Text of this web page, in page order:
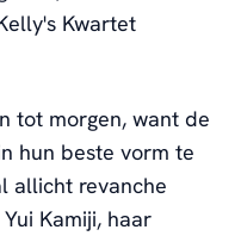
Kwartet
tot morgen, want de
hun beste vorm te
allicht revanche
Kamiji, haar